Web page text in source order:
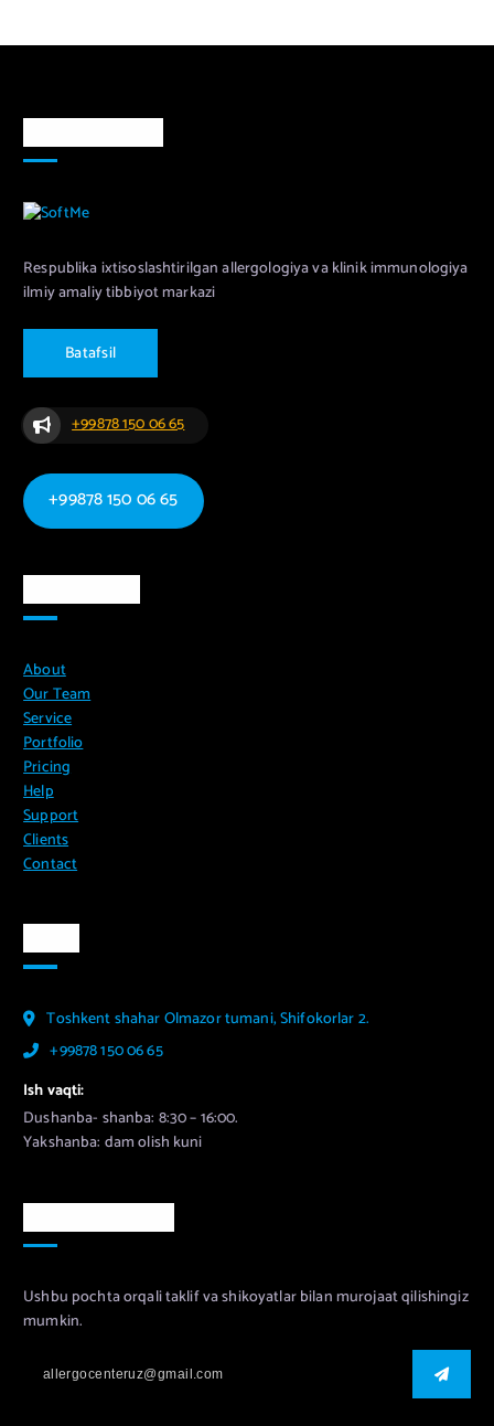
Respublika ixtisoslashtirilgan allergologiya va klinik immunologiya
ilmiy amaliy tibbiyot markazi
Batafsil
+99878 150 06 65
+99878 150 06 65
About
Our Team
Service
Portfolio
Pricing
Help
Support
Clients
Contact
Toshkent shahar Olmazor tumani, Shifokorlar 2.
+99878 150 06 65
Ish vaqti:
Dushanba- shanba: 8:30 – 16:00.
Yakshanba: dam olish kuni
Ushbu pochta orqali taklif va shikoyatlar bilan murojaat qilishingiz
mumkin.